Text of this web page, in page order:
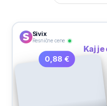
Sivix
Resnične cene
Kaj je
0,88 €